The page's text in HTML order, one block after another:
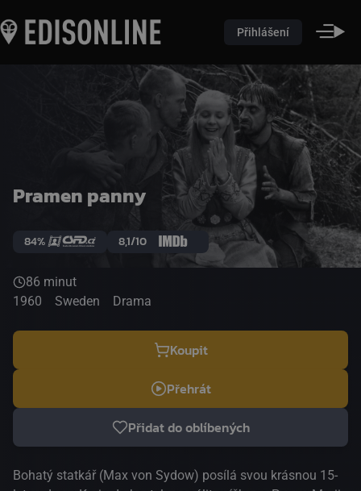
Přihlášení
Pramen panny
84% 8,1/10
86 minut
1960
Sweden Drama
Koupit
Přehrát
Přidat do oblíbených
Bohatý statkář (Max von Sydow) posílá svou krásnou 15-